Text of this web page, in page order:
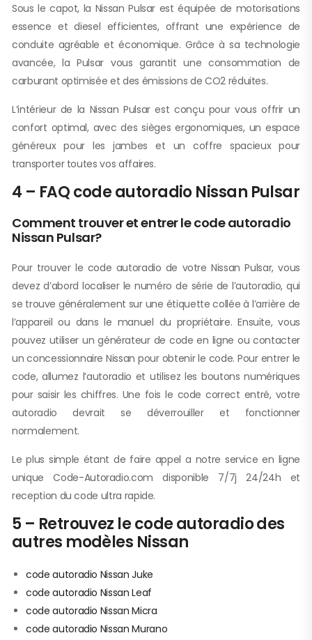
Sous le capot, la Nissan Pulsar est équipée de motorisations
essence et diesel efficientes, offrant une expérience de
conduite agréable et économique. Grâce à sa technologie
avancée, la Pulsar vous garantit une consommation de
carburant optimisée et des émissions de CO2 réduites.
L’intérieur de la Nissan Pulsar est conçu pour vous offrir un
confort optimal, avec des sièges ergonomiques, un espace
généreux pour les jambes et un coffre spacieux pour
transporter toutes vos affaires.
4 – FAQ code autoradio Nissan Pulsar
Comment trouver et entrer le code autoradio
Nissan Pulsar?
Pour trouver le code autoradio de votre Nissan Pulsar, vous
devez d’abord localiser le numéro de série de l’autoradio, qui
se trouve généralement sur une étiquette collée à l’arrière de
l’appareil ou dans le manuel du propriétaire. Ensuite, vous
pouvez utiliser un générateur de code en ligne ou contacter
un concessionnaire Nissan pour obtenir le code. Pour entrer le
code, allumez l’autoradio et utilisez les boutons numériques
pour saisir les chiffres. Une fois le code correct entré, votre
autoradio devrait se déverrouiller et fonctionner
normalement.
Le plus simple étant de faire appel a notre service en ligne
unique Code-Autoradio.com disponible 7/7j 24/24h et
reception du code ultra rapide.
5 – Retrouvez le code autoradio des
autres modèles Nissan
code autoradio Nissan Juke
code autoradio Nissan Leaf
code autoradio Nissan Micra
code autoradio Nissan Murano